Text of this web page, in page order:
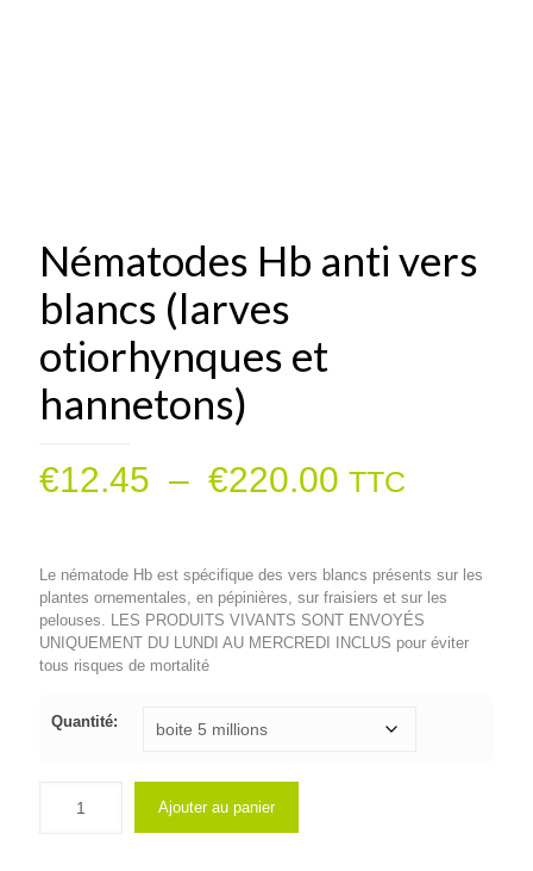
Nématodes Hb anti vers
blancs (larves
otiorhynques et
hannetons)
€12.45 – €220.00 Plage
€12.45
à
€220.00
TTC
Le nématode Hb est spécifique des vers blancs présents sur les
plantes ornementales, en pépinières, sur fraisiers et sur les
pelouses. LES PRODUITS VIVANTS SONT ENVOYÉS
UNIQUEMENT DU LUNDI AU MERCREDI INCLUS pour éviter
tous risques de mortalité
Quantité:
Ajouter au panier